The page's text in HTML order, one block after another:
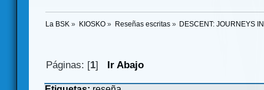
La BSK » KIOSKO» Reseñas escritas» DESCENT: JOURNEYS
Páginas: [1] Ir Abajo